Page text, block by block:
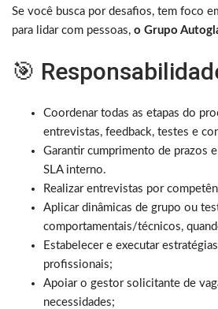
Se você busca por desafios, tem foco
para lidar com pessoas, o Grupo
🎯
Coordenar todas as etapas do
entrevistas, feedback, testes e
Garantir cumprimento de prazos
SLA interno.
Realizar entrevistas por
Aplicar dinâmicas de grupo ou
comportamentais/técnicos,
Estabelecer e executar
profissionais;
Apoiar o gestor solicitante de
necessidades;